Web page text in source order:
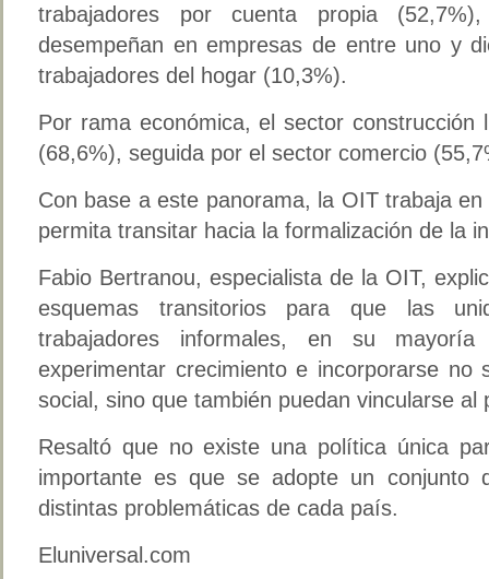
trabajadores por cuenta propia
desempeñan en empresas de entre uno y
trabajadores del hogar (10,3%).
Por rama económica, el sector construcción
(68,6%), seguida por el sector comercio
Con base a este panorama, la OIT trabaja
permita transitar hacia la formalización de la
Fabio Bertranou, especialista de la OIT,
esquemas transitorios para que las
trabajadores informales, en su mayoría
experimentar crecimiento e incorporarse no
social, sino que también puedan vincularse al
Resaltó que no existe una política única
importante es que se adopte un conjunto
distintas problemáticas de cada país.
Eluniversal.com